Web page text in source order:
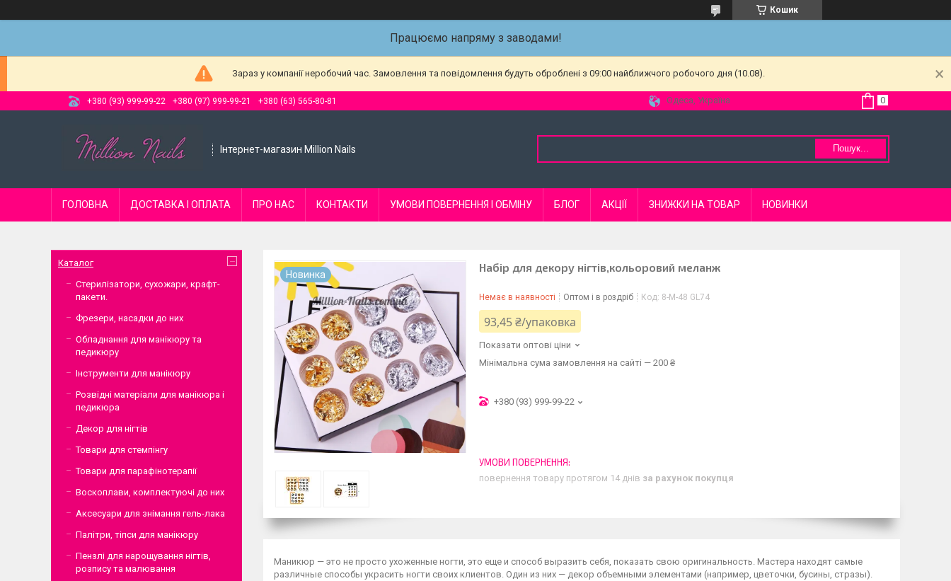
Кошик
Працюємо напряму з заводами!
Зараз у компанії неробочий час. Замовлення та повідомлення будуть оброблені з 09:00 найближчого робочого дня (10.08).
+380 (93) 999-99-22 +380 (97) 999-99-21 +380 (63) 565-80-81 Одеса, Україна
Інтернет-магазин Million Nails Пошук...
ГОЛОВНА ДОСТАВКА І ОПЛАТА ПРО НАС КОНТАКТИ УМОВИ ПОВЕРНЕННЯ І ОБМІНУ БЛОГ АКЦІЇ ЗНИЖКИ НА ТОВАР НОВИНКИ
Новинка
Набір для декору нігтів,кольоровий меланж
Немає в наявності Оптом і в роздріб Код: 8-M-48 GL74
93,45 ₴/упаковка
Показати оптові ціни
Мінімальна сума замовлення на сайті — 200 ₴
+380 (93) 999-99-22
повернення товару протягом 14 днів за рахунок покупця
Маникюр — это не просто ухоженные ногти, это еще и способ выразить себя, показать свою оригинальность. Мастера находят самые
различные способы украсить ногти своих клиентов. Один из них — декор объемными элементами (например, цветочки, бусины, стразы).
Каталог
Стерилізатори, сухожари, крафт-
пакети.
Фрезери, насадки до них
Обладнання для манікюру та
педикюру
Інструменти для манікюру
Розвідні матеріали для манікюра і
педикюра
Декор для нігтів
Товари для стемпінгу
Товари для парафінотерапії
Воскоплави, комплектуючі до них
Аксесуари для знімання гель-лака
Палітри, тіпси для манікюру
Пензлі для нарощування нігтів,
розпису та малювання